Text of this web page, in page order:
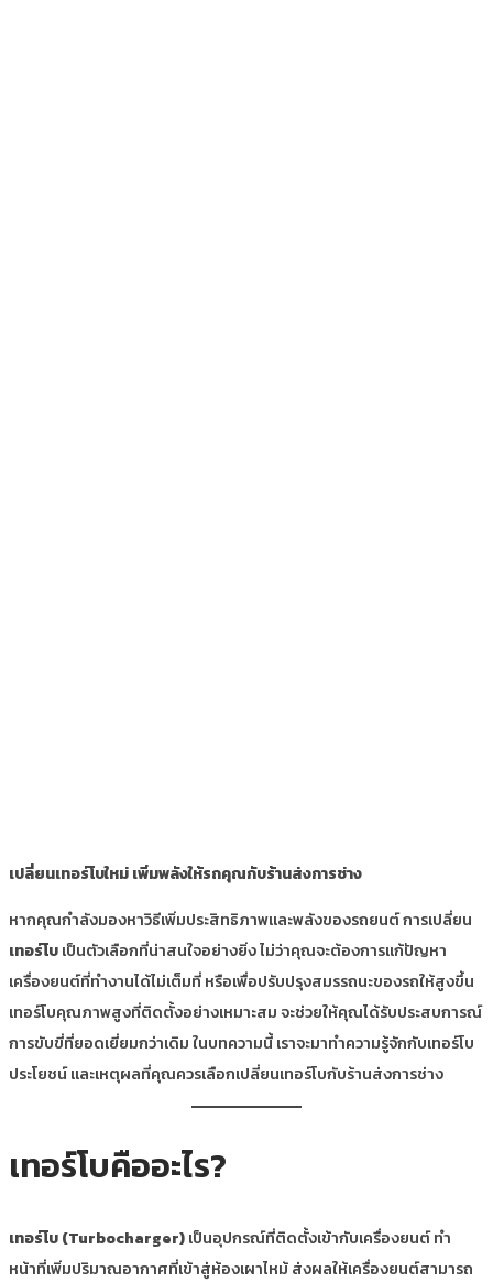
เปลี่ยนเทอร์โบใหม่ เพิ่มพลังให้รถคุณกับร้านส่งการช่าง
หากคุณกำลังมองหาวิธีเพิ่มประสิทธิภาพและพลังของรถยนต์ การเปลี่ยน
เทอร์โบเป็นตัวเลือกที่น่าสนใจอย่างยิ่ง ไม่ว่าคุณจะต้องการแก้ปัญหา
เครื่องยนต์ที่ทำงานได้ไม่เต็มที่ หรือเพื่อปรับปรุงสมรรถนะของรถให้สูงขึ้น
เทอร์โบคุณภาพสูงที่ติดตั้งอย่างเหมาะสม จะช่วยให้คุณได้รับประสบการณ์
การขับขี่ที่ยอดเยี่ยมกว่าเดิม ในบทความนี้ เราจะมาทำความรู้จักกับเทอร์โบ
ประโยชน์ และเหตุผลที่คุณควรเลือกเปลี่ยนเทอร์โบกับร้านส่งการช่าง
เทอร์โบคืออะไร?
เทอร์โบ (Turbocharger)เป็นอุปกรณ์ที่ติดตั้งเข้ากับเครื่องยนต์ ทำ
หน้าที่เพิ่มปริมาณอากาศที่เข้าสู่ห้องเผาไหม้ ส่งผลให้เครื่องยนต์สามารถ